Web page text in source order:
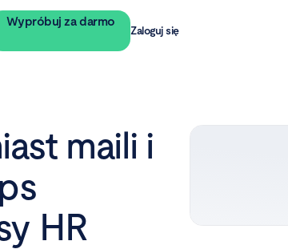
Wypróbuj za darmo
Zaloguj się
maili i
HR